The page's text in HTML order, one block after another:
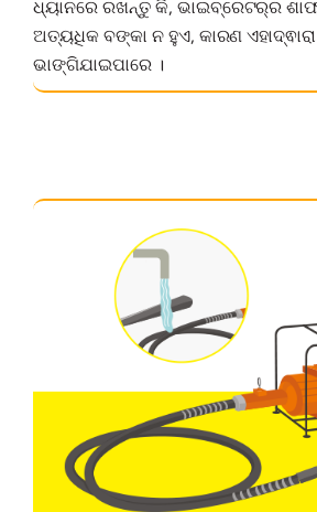
ଧ୍ୟାନରେ ରଖନ୍ତୁ କି, ଭାଇବ୍ରେଟର୍‌ର
ଅତ୍ୟଧିକ ବଙ୍କା ନ ହୁଏ, କାରଣ
ଭାଙ୍ଗିଯାଇପାରେ ।